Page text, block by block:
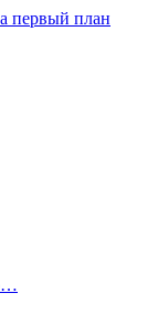
первый план